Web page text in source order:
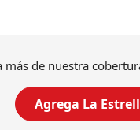
más de nuestra
Agrega La